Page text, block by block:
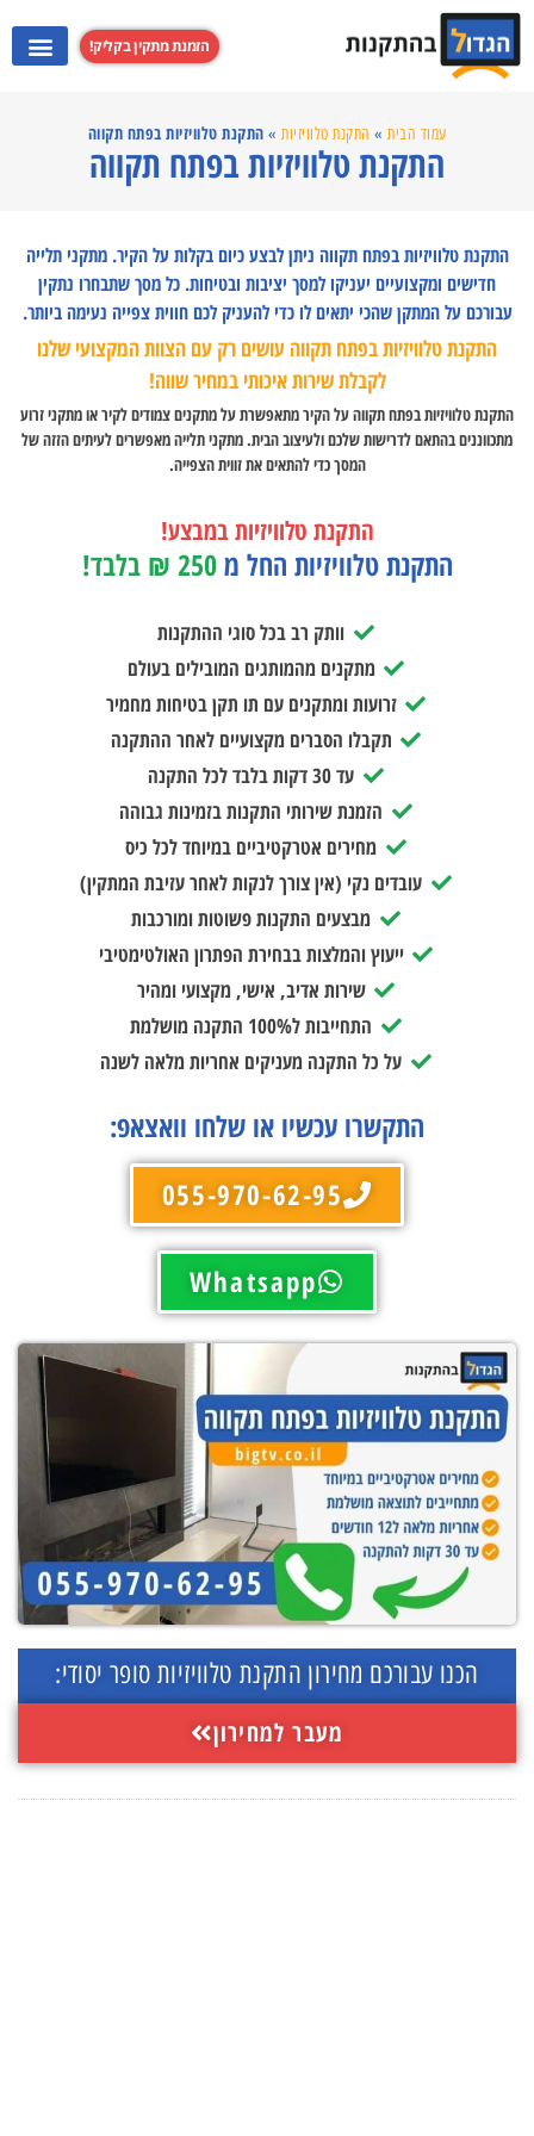
הזמנת מתקין בקליק!
עמוד הבית » התקנת טלוויזיות » התקנת טלוויזיות בפתח תקווה
התקנת טלוויזיות בפתח תקווה
התקנת טלוויזיות בפתח תקווה ניתן לבצע כיום בקלות על הקיר. מתקני תלייה
חדישים ומקצועיים יעניקו למסך יציבות ובטיחות. כל מסך שתבחרו נתקין
עבורכם על המתקן שהכי יתאים לו כדי להעניק לכם חווית צפייה נעימה ביותר.
התקנת טלוויזיות בפתח תקווה עושים רק עם הצוות המקצועי שלנו
לקבלת שירות איכותי במחיר שווה!
התקנת טלוויזיות בפתח תקווה על הקיר מתאפשרת על מתקנים צמודים לקיר או מתקני זרוע
מתכווננים בהתאם לדרישות שלכם ולעיצוב הבית. מתקני תלייה מאפשרים לעיתים הזזה של
המסך כדי להתאים את זווית הצפייה.
התקנת טלוויזיות במבצע!
התקנת טלוויזיות החל מ250 ₪ בלבד!
וותק רב בכל סוגי ההתקנות
מתקנים מהמותגים המובילים בעולם
זרועות ומתקנים עם תו תקן בטיחות מחמיר
תקבלו הסברים מקצועיים לאחר ההתקנה
עד 30 דקות בלבד לכל התקנה
הזמנת שירותי התקנות בזמינות גבוהה
מחירים אטרקטיביים במיוחד לכל כיס
עובדים נקי (אין צורך לנקות לאחר עזיבת המתקין)
מבצעים התקנות פשוטות ומורכבות
ייעוץ והמלצות בבחירת הפתרון האולטימטיבי
שירות אדיב, אישי, מקצועי ומהיר
התחייבות ל100% התקנה מושלמת
על כל התקנה מעניקים אחריות מלאה לשנה
התקשרו עכשיו או שלחו וואצאפ:
055-970-62-95
Whatsapp
הכנו עבורכם מחירון התקנת טלוויזיות סופר יסודי:
מעבר למחירון